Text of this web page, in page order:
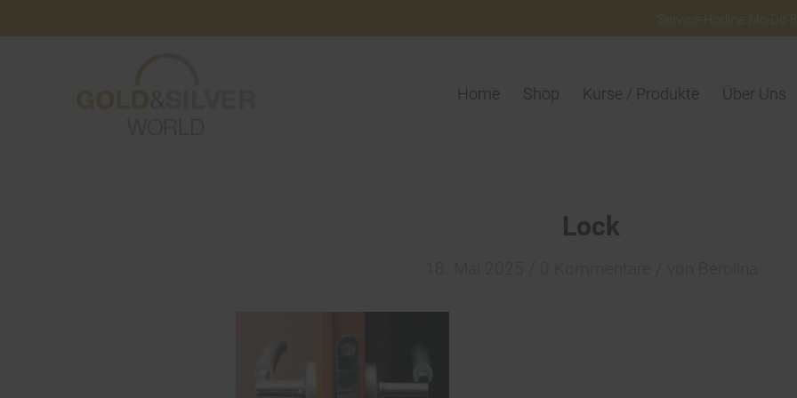
Service-Hotline Mo-Do
Home Shop Kurse / Produkte Über Uns
Lock